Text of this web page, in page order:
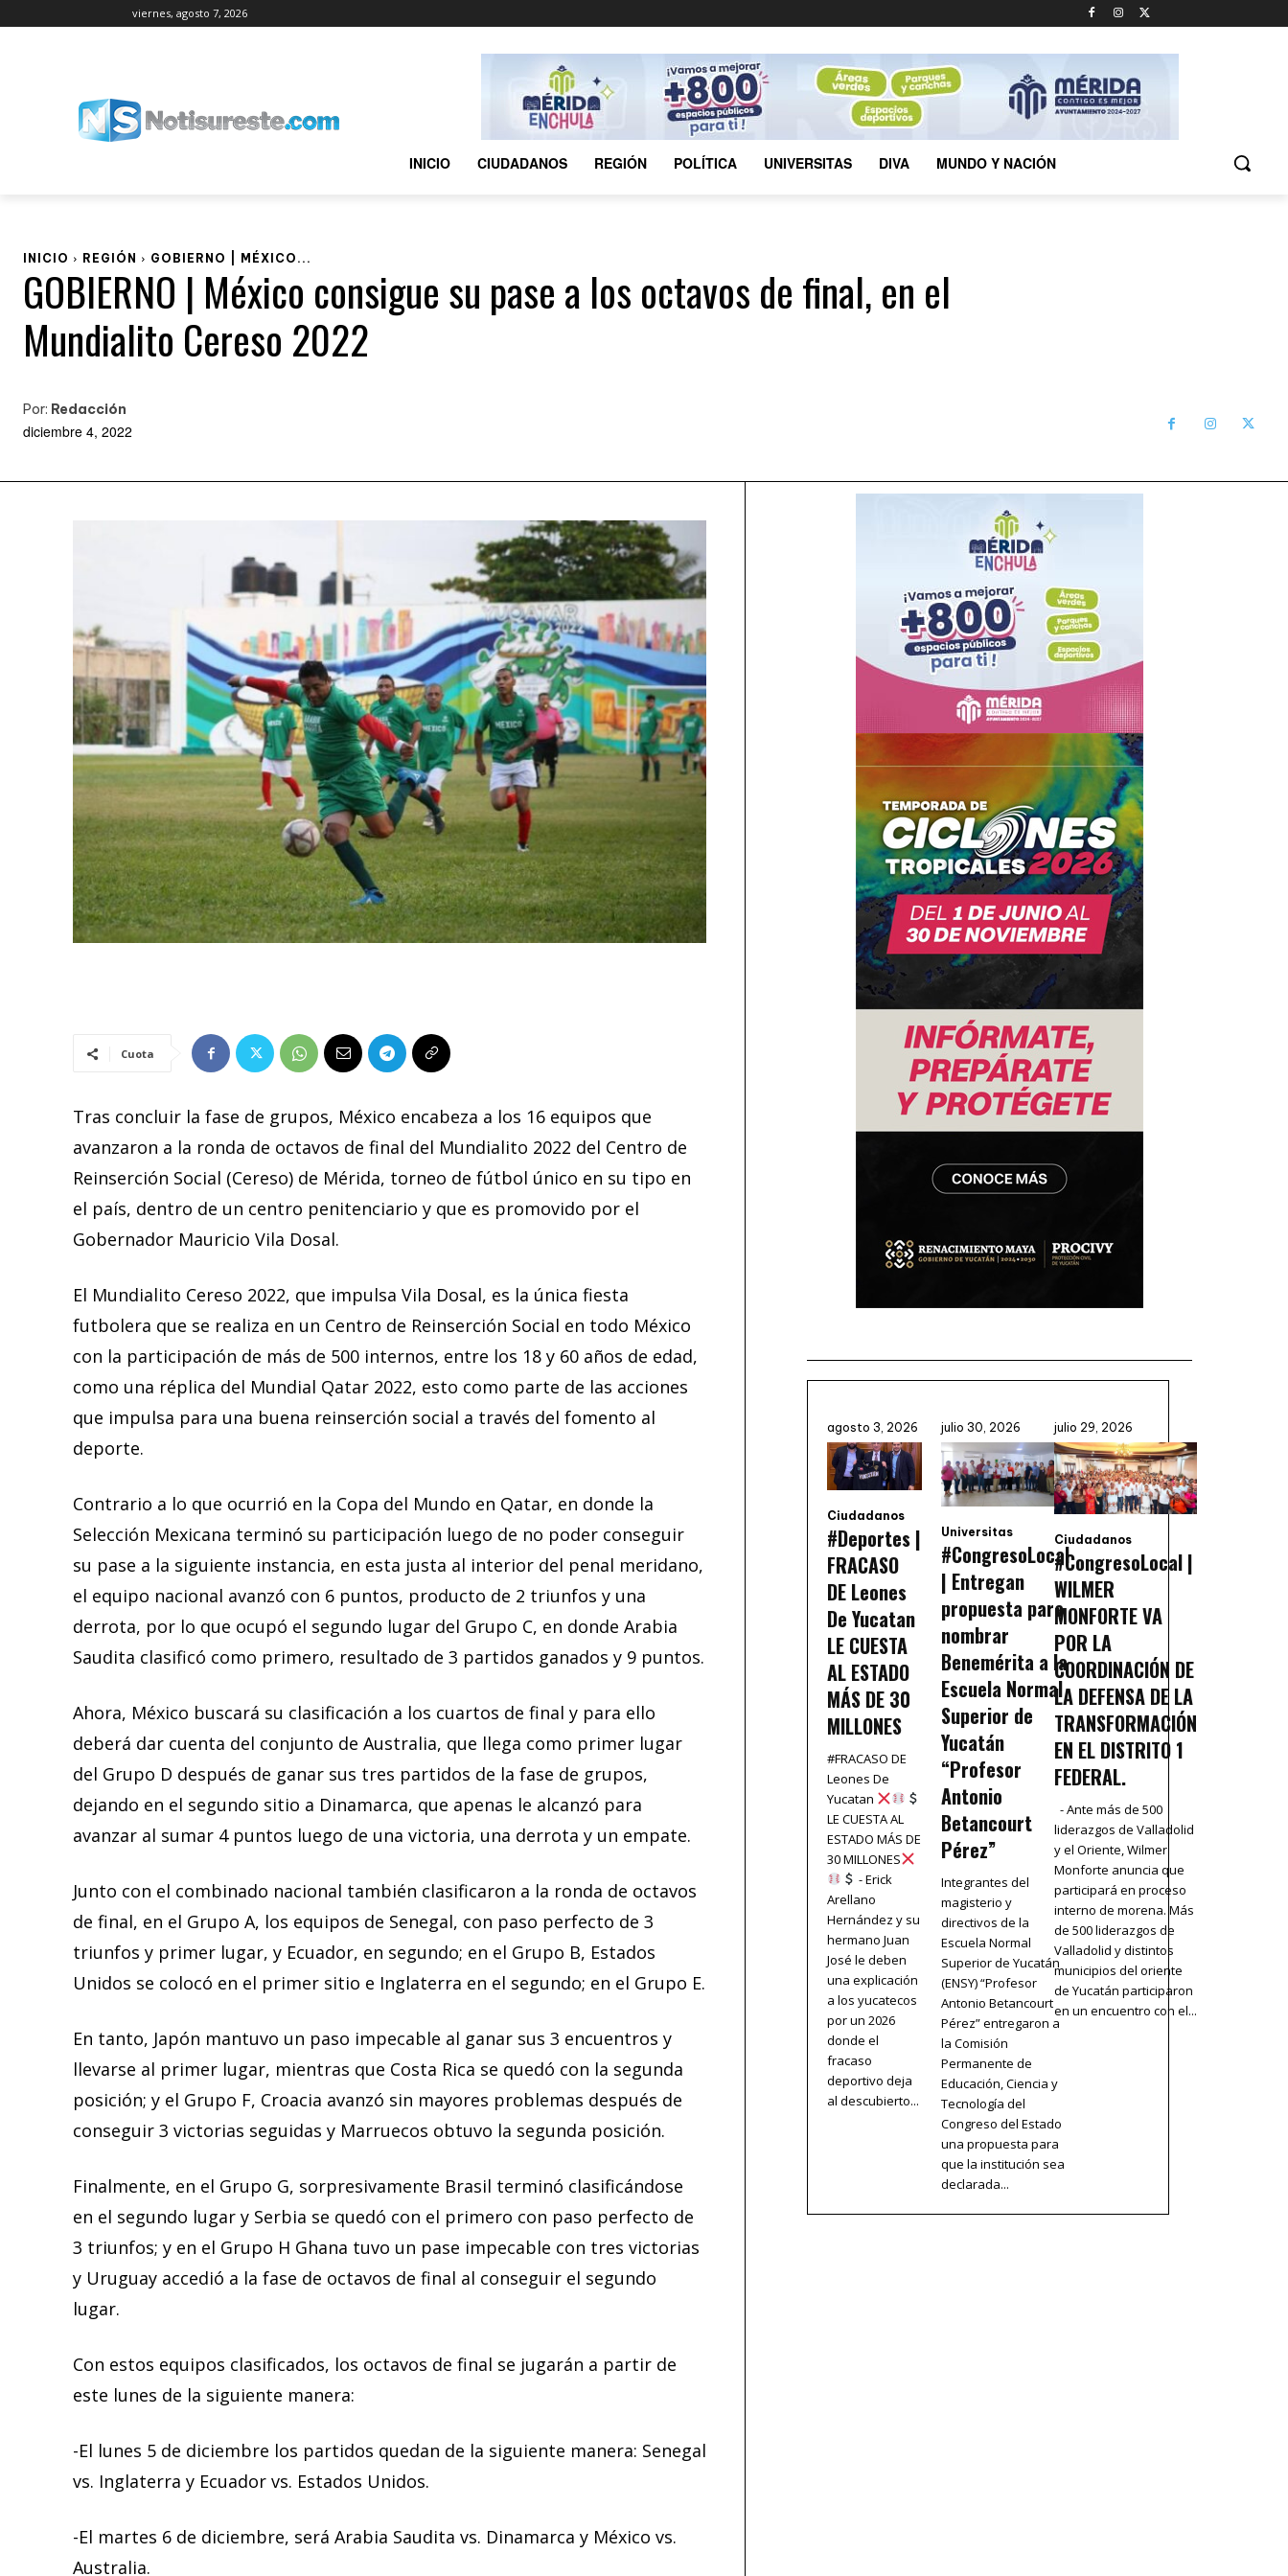
viernes, agosto 7, 2026
INICIO CIUDADANOS REGIÓN POLÍTICA UNIVERSITAS DIVA MUNDO Y NACIÓN
INICIO REGIÓN GOBIERNO | MÉXICO...
GOBIERNO | México consigue su pase a los octavos de final, en el
Mundialito Cereso 2022
Por: Redacción
diciembre 4, 2022
Cuota
Tras concluir la fase de grupos, México encabeza a los 16 equipos que
avanzaron a la ronda de octavos de final del Mundialito 2022 del Centro de
Reinserción Social (Cereso) de Mérida, torneo de fútbol único en su tipo en
el país, dentro de un centro penitenciario y que es promovido por el
Gobernador Mauricio Vila Dosal.
El Mundialito Cereso 2022, que impulsa Vila Dosal, es la única fiesta
futbolera que se realiza en un Centro de Reinserción Social en todo México
con la participación de más de 500 internos, entre los 18 y 60 años de edad,
como una réplica del Mundial Qatar 2022, esto como parte de las acciones
que impulsa para una buena reinserción social a través del fomento al
deporte.
Contrario a lo que ocurrió en la Copa del Mundo en Qatar, en donde la
Selección Mexicana terminó su participación luego de no poder conseguir
su pase a la siguiente instancia, en esta justa al interior del penal meridano,
el equipo nacional avanzó con 6 puntos, producto de 2 triunfos y una
derrota, por lo que ocupó el segundo lugar del Grupo C, en donde Arabia
Saudita clasificó como primero, resultado de 3 partidos ganados y 9 puntos.
Ahora, México buscará su clasificación a los cuartos de final y para ello
deberá dar cuenta del conjunto de Australia, que llega como primer lugar
del Grupo D después de ganar sus tres partidos de la fase de grupos,
dejando en el segundo sitio a Dinamarca, que apenas le alcanzó para
avanzar al sumar 4 puntos luego de una victoria, una derrota y un empate.
Junto con el combinado nacional también clasificaron a la ronda de octavos
de final, en el Grupo A, los equipos de Senegal, con paso perfecto de 3
triunfos y primer lugar, y Ecuador, en segundo; en el Grupo B, Estados
Unidos se colocó en el primer sitio e Inglaterra en el segundo; en el Grupo E.
En tanto, Japón mantuvo un paso impecable al ganar sus 3 encuentros y
llevarse al primer lugar, mientras que Costa Rica se quedó con la segunda
posición; y el Grupo F, Croacia avanzó sin mayores problemas después de
conseguir 3 victorias seguidas y Marruecos obtuvo la segunda posición.
Finalmente, en el Grupo G, sorpresivamente Brasil terminó clasificándose
en el segundo lugar y Serbia se quedó con el primero con paso perfecto de
3 triunfos; y en el Grupo H Ghana tuvo un pase impecable con tres victorias
y Uruguay accedió a la fase de octavos de final al conseguir el segundo
lugar.
Con estos equipos clasificados, los octavos de final se jugarán a partir de
este lunes de la siguiente manera:
-El lunes 5 de diciembre los partidos quedan de la siguiente manera: Senegal
vs. Inglaterra y Ecuador vs. Estados Unidos.
-El martes 6 de diciembre, será Arabia Saudita vs. Dinamarca y México vs.
Australia.
agosto 3, 2026
Ciudadanos
#Deportes |
FRACASO
DE Leones
De Yucatan
LE CUESTA
AL ESTADO
MÁS DE 30
MILLONES
#FRACASO DE
Leones De
Yucatan
LE CUESTA AL
ESTADO MÁS DE
30 MILLONES
- Erick
Arellano
Hernández y su
hermano Juan
José le deben
una explicación
a los yucatecos
por un 2026
donde el
fracaso
deportivo deja
al descubierto...
julio 30, 2026
Universitas
#CongresoLocal
| Entregan
propuesta para
nombrar
Benemérita a la
Escuela Normal
Superior de
Yucatán
“Profesor
Antonio
Betancourt
Pérez”
Integrantes del
magisterio y
directivos de la
Escuela Normal
Superior de Yucatán
(ENSY) “Profesor
Antonio Betancourt
Pérez” entregaron a
la Comisión
Permanente de
Educación, Ciencia y
Tecnología del
Congreso del Estado
una propuesta para
que la institución sea
declarada...
julio 29, 2026
Ciudadanos
#CongresoLocal |
WILMER
MONFORTE VA
POR LA
COORDINACIÓN DE
LA DEFENSA DE LA
TRANSFORMACIÓN
EN EL DISTRITO 1
FEDERAL.
- Ante más de 500
liderazgos de Valladolid
y el Oriente, Wilmer
Monforte anuncia que
participará en proceso
interno de morena. Más
de 500 liderazgos de
Valladolid y distintos
municipios del oriente
de Yucatán participaron
en un encuentro con el...